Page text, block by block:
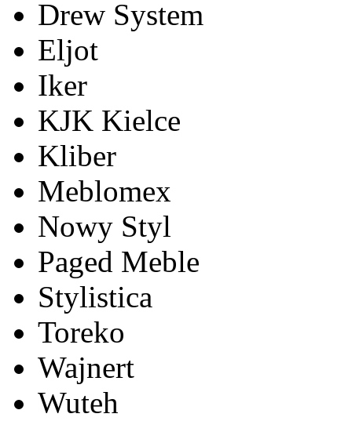
Drew System
Eljot
Iker
KJK Kielce
Kliber
Meblomex
Nowy Styl
Paged Meble
Stylistica
Toreko
Wajnert
Wuteh